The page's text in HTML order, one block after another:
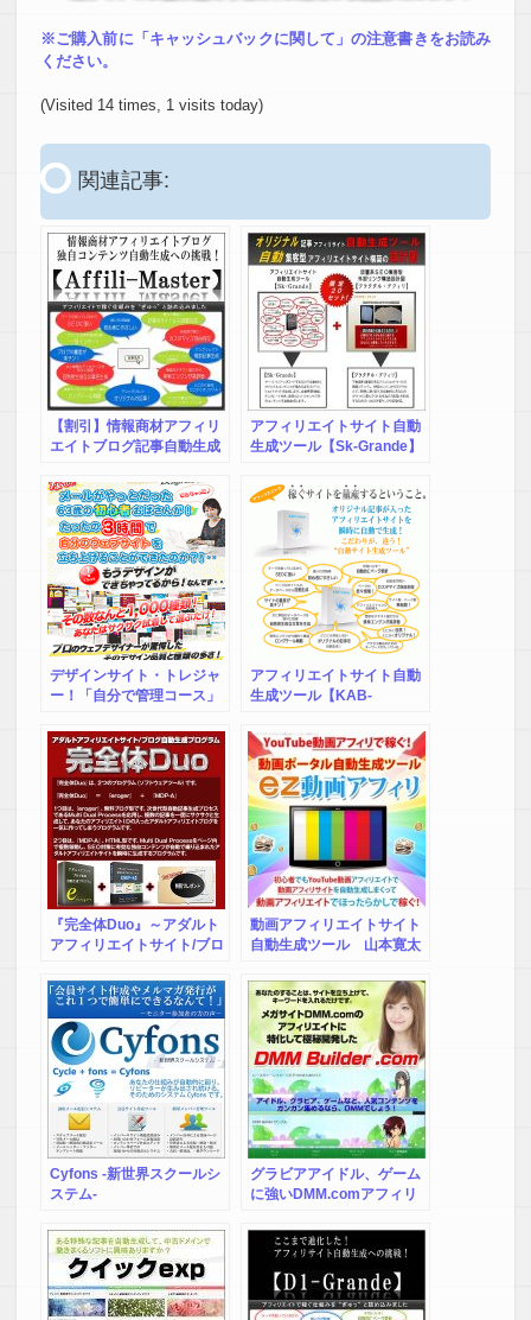
※ご購入前に「キャッシュバックに関して」の注意書きをお読み
ください。
(Visited 14 times, 1 visits today)
関連記事:
【割引】情報商材アフィリ
エイトブログ記事自動生成
アフィリエイトサイト自動
生成ツール【Sk-Grande】
リ】-美容スキンケア系-
デザインサイト・トレジャ
ー！「自分で管理コース」
無料ソフト・テンプレート
の活用マニュアル「アフィ
リエイト＆ＳＥＯマニュア
ルをプレゼント中！」
アフィリエイトサイト自動
生成ツール【KAB-
『完全体Duo』～アダルト
アフィリエイトサイト/ブロ
動画アフィリエイトサイト
自動生成ツール 山本寛太
ト YouTube』
Cyfons -新世界スクールシ
ステム-
グラビアアイドル、ゲーム
に強いDMM.comアフィリ
発想ツールDMM
Builder.com。キーワード
を入れるだけで、アフィリ
エイトコンテンツが自動で
蓄積していく仕組みのこの